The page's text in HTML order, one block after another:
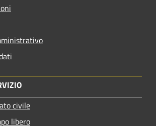
civile
libero